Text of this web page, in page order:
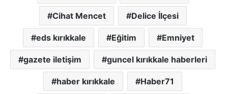
Cihat Mencet Delice İlçesi
eds kırıkkale Eğitim Emniyet
gazete iletişim guncel kırıkkale haberleri
haber kırıkkale Haber71